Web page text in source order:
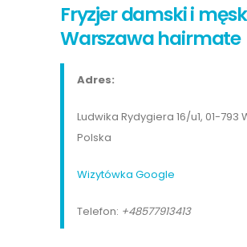
Fryzjer damski i
Warszawa hairmate
Adres:
Ludwika Rydygiera 16/u1, 01-793
Polska
Wizytówka Google
Telefon: +48577913413